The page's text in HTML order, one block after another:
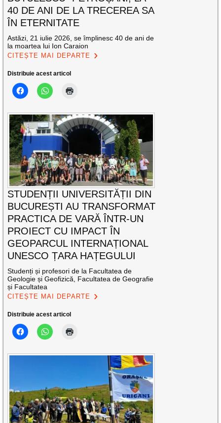
40 DE ANI DE LA TRECEREA SA
ÎN ETERNITATE
Astăzi, 21 iulie 2026, se împlinesc 40 de ani de
la moartea lui Ion Caraion
CITEȘTE MAI DEPARTE
Distribuie acest articol
STUDENȚII UNIVERSITĂȚII DIN
BUCUREȘTI AU TRANSFORMAT
PRACTICA DE VARĂ ÎNTR-UN
PROIECT CU IMPACT ÎN
GEOPARCUL INTERNAȚIONAL
UNESCO ȚARA HAȚEGULUI
Studenți și profesori de la Facultatea de
Geologie și Geofizică, Facultatea de Geografie
și Facultatea
CITEȘTE MAI DEPARTE
Distribuie acest articol